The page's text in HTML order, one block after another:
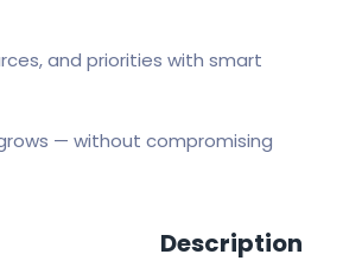
and priorities with smart
— without compromising
Description